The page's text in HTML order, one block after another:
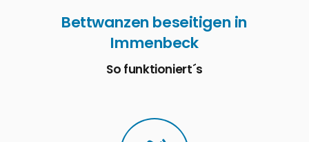
Bettwanzen beseitigen in
Immenbeck
So funktioniert´s